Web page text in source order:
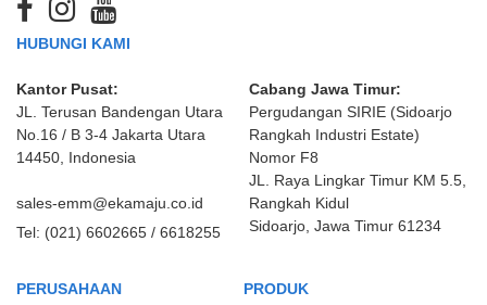
HUBUNGI KAMI
Kantor Pusat:
JL. Terusan Bandengan Utara
No.16 / B 3-4 Jakarta Utara
14450, Indonesia
sales-emm@ekamaju.co.id
Tel: (021) 6602665 / 6618255
Cabang Jawa Timur:
Pergudangan SIRIE (Sidoarjo
Rangkah Industri Estate)
Nomor F8
JL. Raya Lingkar Timur KM 5.5,
Rangkah Kidul
Sidoarjo, Jawa Timur 61234
PERUSAHAAN PRODUK